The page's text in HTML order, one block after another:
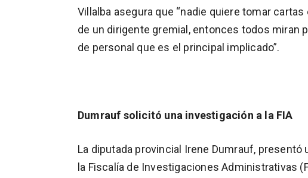
Villalba asegura que “nadie quiere tomar
de un dirigente gremial, entonces todos miran
de personal que es el principal implicado”.
Dumrauf solicitó una investigación a la FIA
La diputada provincial Irene Dumrauf,
la Fiscalía de Investigaciones Administrativas